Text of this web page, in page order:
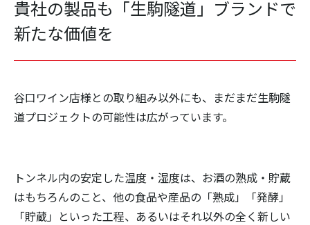
貴社の製品も「生駒隧道」ブランドで
新たな価値を
谷口ワイン店様との取り組み以外にも、まだまだ生駒隧
道プロジェクトの可能性は広がっています。
トンネル内の安定した温度・湿度は、お酒の熟成・貯蔵
はもちろんのこと、他の食品や産品の「熟成」「発酵」
「貯蔵」といった工程、あるいはそれ以外の全く新しい